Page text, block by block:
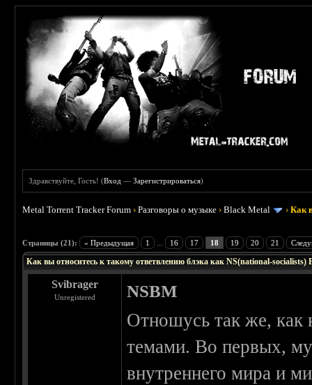
Здравствуйте, Гость! (Вход —Зарегистрироваться)
Metal Torrent Tracker Forum ›Разговоры о музыке ›Black Metal ›Как
Страницы (21): « Предыдущая 1 16 17 18 19 20 21
Как вы относитесь к такому ответвлению блэка как NS(national-socialists)
Svibrager
Unregistered NSBM
Отношусь так же,
темами. Во первых,
внутреннего мира и